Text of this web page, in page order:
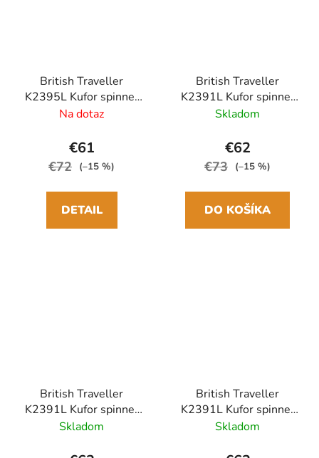
British Traveller
K2395L Kufor spinner
61cm Šedý
Na dotaz
€61
€72 (–15 %)
DETAIL
British Traveller
K2391L Kufor spinner
64cm Biela ABS
Skladom
€62
€73 (–15 %)
DO KOŠÍKA
British Traveller
K2391L Kufor spinner
64cm Čierna ABS
Skladom
British Traveller
K2391L Kufor spinner
64cm Modrá Navy ABS
Skladom